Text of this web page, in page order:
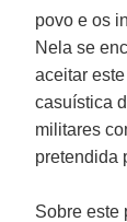
povo e os
Nela se
aceitar
casuística
militares
pretendida
Sobre este